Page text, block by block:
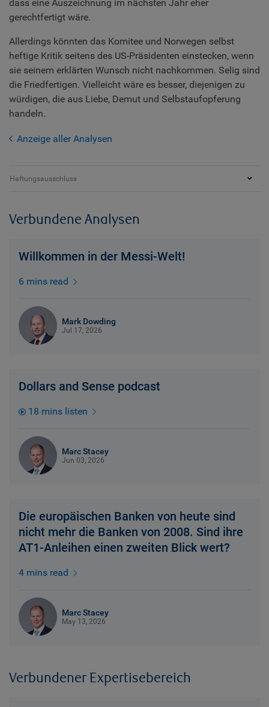
dass eine Auszeichnung im nächsten Jahr eher
gerechtfertigt wäre.
Allerdings könnten das Komitee und Norwegen selbst
heftige Kritik seitens des US-Präsidenten einstecken, wenn
sie seinem erklärten Wunsch nicht nachkommen. Selig sind
die Friedfertigen. Vielleicht wäre es besser, diejenigen zu
würdigen, die aus Liebe, Demut und Selbstaufopferung
handeln.
Anzeige aller Analysen
Haftungsausschluss
Verbundene Analysen
Willkommen in der Messi-Welt!
6 mins read
Mark Dowding
Jul 17, 2026
Dollars and Sense podcast
18 mins listen
Marc Stacey
Jun 03, 2026
Die europäischen Banken von heute sind
nicht mehr die Banken von 2008. Sind ihre
AT1-Anleihen einen zweiten Blick wert?
4 mins read
Marc Stacey
May 13, 2026
Verbundener Expertisebereich